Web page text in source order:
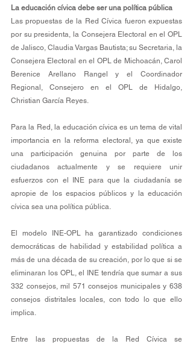
La educación cívica debe ser una política pública
Las propuestas de la Red Cívica fueron expuestas
por su presidenta, la Consejera Electoral en el OPL
de Jalisco, Claudia Vargas Bautista; su Secretaria, la
Consejera Electoral en el OPL de Michoacán, Carol
Berenice Arellano Rangel y el Coordinador
Regional, Consejero en el OPL de Hidalgo,
Christian García Reyes.
Para la Red, la educación cívica es un tema de vital
importancia en la reforma electoral, ya que existe
una participación genuina por parte de los
ciudadanos actualmente y se requiere unir
esfuerzos con el INE para que la ciudadanía se
apropie de los espacios públicos y la educación
cívica sea una política pública.
El modelo INE-OPL ha garantizado condiciones
democráticas de habilidad y estabilidad política a
más de una década de su creación, por lo que si se
eliminaran los OPL, el INE tendría que sumar a sus
332 consejos, mil 571 consejos municipales y 638
consejos distritales locales, con todo lo que ello
implica.
Entre las propuestas de la Red Cívica se